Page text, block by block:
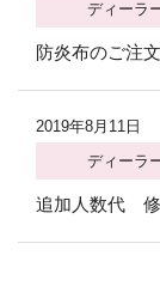
ディーラ
防炎布のご注
2019年8月11日
ディーラ
追加人数代